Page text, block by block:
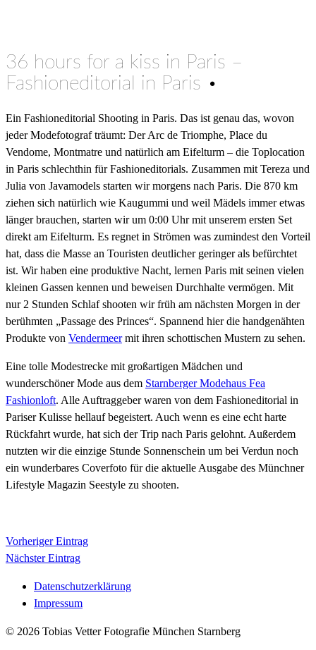
36 hours for a kiss in Paris –
Fashioneditorial in Paris •
Ein Fashioneditorial Shooting in Paris. Das ist genau das, wovon
jeder Modefotograf träumt: Der Arc de Triomphe, Place du
Vendome, Montmatre und natürlich am Eifelturm – die Toplocation
in Paris schlechthin für Fashioneditorials. Zusammen mit Tereza und
Julia von Javamodels starten wir morgens nach Paris. Die 870 km
ziehen sich natürlich wie Kaugummi und weil Mädels immer etwas
länger brauchen, starten wir um 0:00 Uhr mit unserem ersten Set
direkt am Eifelturm. Es regnet in Strömen was zumindest den Vorteil
hat, dass die Masse an Touristen deutlicher geringer als befürchtet
ist. Wir haben eine produktive Nacht, lernen Paris mit seinen vielen
kleinen Gassen kennen und beweisen Durchhalte vermögen. Mit
nur 2 Stunden Schlaf shooten wir früh am nächsten Morgen in der
berühmten „Passage des Princes“. Spannend hier die handgenähten
Produkte von Vendermeermit ihren schottischen Mustern zu sehen.
Eine tolle Modestrecke mit großartigen Mädchen und
wunderschöner Mode aus dem Starnberger Modehaus Fea
Fashionloft. Alle Auftraggeber waren von dem Fashioneditorial in
Pariser Kulisse hellauf begeistert. Auch wenn es eine echt harte
Rückfahrt wurde, hat sich der Trip nach Paris gelohnt. Außerdem
nutzten wir die einzige Stunde Sonnenschein um bei Verdun noch
ein wunderbares Coverfoto für die aktuelle Ausgabe des Münchner
Lifestyle Magazin Seestyle zu shooten.
Vorheriger Eintrag
Nächster Eintrag
Datenschutzerklärung
Impressum
© 2026 Tobias Vetter Fotografie München Starnberg